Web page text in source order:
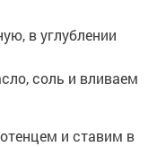
в углублении
соль и вливаем
и ставим в